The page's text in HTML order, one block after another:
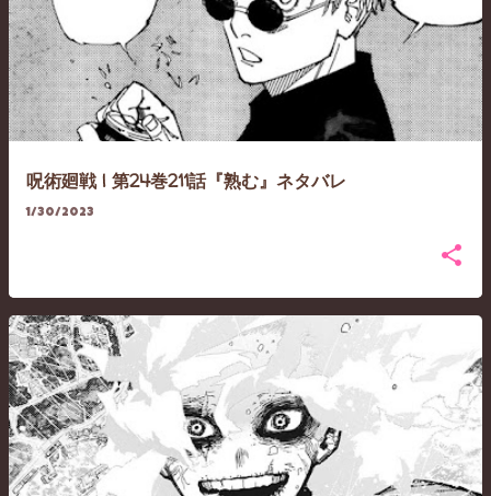
呪術廻戦 | 第24巻211話『熟む』ネタバレ
1/30/2023